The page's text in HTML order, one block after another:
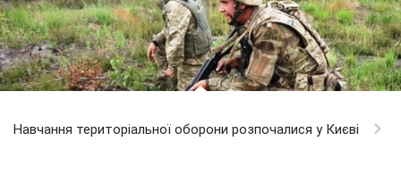
Навчання територіальної оборони розпочалися у Києві